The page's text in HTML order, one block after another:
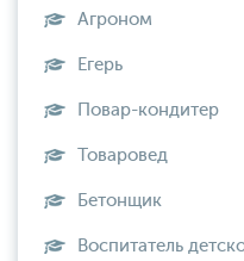
Агроном
Егерь
Повар-кондитер
Товаровед
Бетонщик
Воспитатель